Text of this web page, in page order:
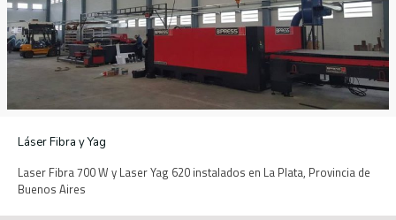
Láser Fibra y Yag
Laser Fibra 700 W y Laser Yag 620 instalados en La Plata, Provincia de
Buenos Aires